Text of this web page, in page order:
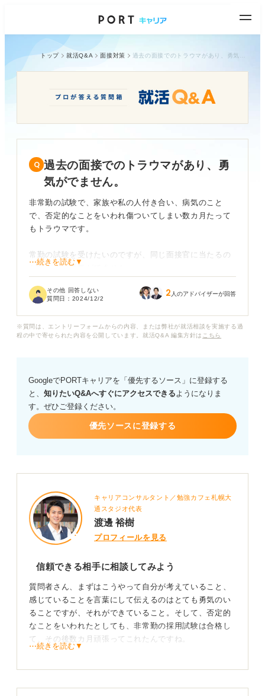
トップ 就活Q&A 面接対策
過去の面接でのトラウマがあり、勇
気がでません。
非常勤の試験で、家族や私の人付き合い、病気のこと
で、否定的なことをいわれ傷ついてしまい数カ月たって
もトラウマです。
常勤の試験を受けたいのですが、同じ面接官に当たるの
が怖くて、勇気がでません。
⋯続きを読む▼
その他 回答しない
質問日： 2024/12/2 2 人のアドバイザーが回答
※質問は、エントリーフォームからの内容、または弊社が就活相談を実施する過
程の中で寄せられた内容を公開しています。就活Q&A 編集方針は こちら
GoogleでPORTキャリアを「優先するソース」に登録する
と、 知りたいQ&Aへすぐにアクセスできるようになりま
す。ぜひご登録ください。
優先ソースに登録する
キャリアコンサルタント／勉強カフェ札幌大
通スタジオ代表
渡邊 裕樹
プロフィールを見る
信頼できる相手に相談してみよう
質問者さん、まずはこうやって自分が考えていること、
感じていることを言葉にして伝えるのはとても勇気のい
ることですが、それができていること。そして、否定的
なことをいわれたとしても、非常勤の採用試験は合格し
て、その後数カ月頑張ってこれたんですね。
と思います。そのうえで、今は常勤の試験を受けるのが
⋯続きを読む▼